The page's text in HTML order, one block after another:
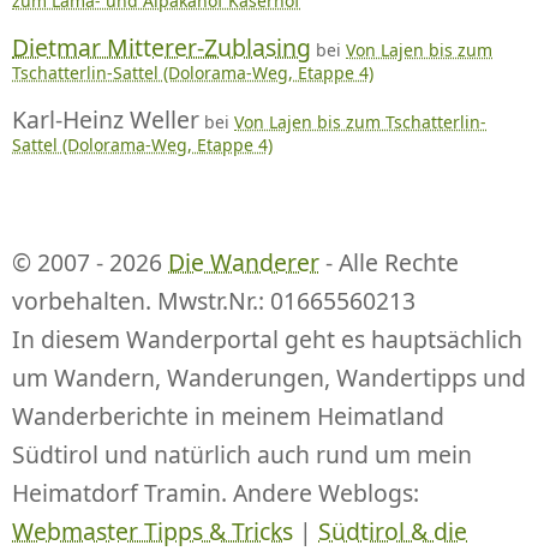
Dietmar Mitterer-Zublasing bei Von Lajen bis zum
Tschatterlin-Sattel (Dolorama-Weg, Etappe 4)
Karl-Heinz Weller bei Von Lajen bis zum Tschatterlin-
Sattel (Dolorama-Weg, Etappe 4)
© 2007 - 2026 Die Wanderer- Alle Rechte
vorbehalten. Mwstr.Nr.: 01665560213
In diesem Wanderportal geht es hauptsächlich
um Wandern, Wanderungen, Wandertipps und
Wanderberichte in meinem Heimatland
Südtirol und natürlich auch rund um mein
Heimatdorf Tramin. Andere Weblogs:
Webmaster Tipps & Tricks | Südtirol & die